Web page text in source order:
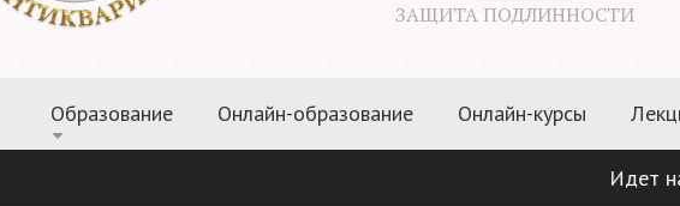
ЗАЩИТА ПОДЛИННОСТИ
Образование Онлайн-образование Онлайн-курсы
Идет набор